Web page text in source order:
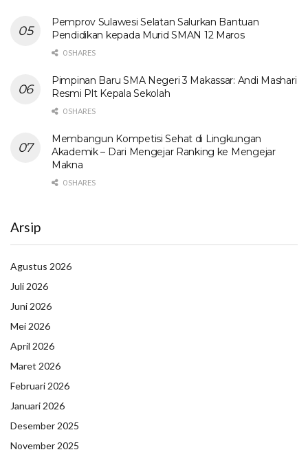
Pemprov Sulawesi Selatan Salurkan Bantuan
Pendidikan kepada Murid SMAN 12 Maros
0 SHARES
Pimpinan Baru SMA Negeri 3 Makassar: Andi Mashari
Resmi Plt Kepala Sekolah
0 SHARES
Membangun Kompetisi Sehat di Lingkungan
Akademik – Dari Mengejar Ranking ke Mengejar
Makna
0 SHARES
Arsip
Agustus 2026
Juli 2026
Juni 2026
Mei 2026
April 2026
Maret 2026
Februari 2026
Januari 2026
Desember 2025
November 2025